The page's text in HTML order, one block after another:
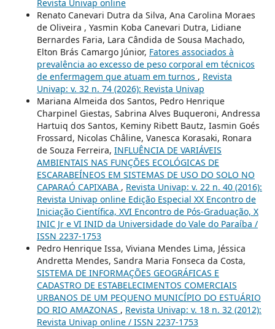
Revista Univap online
Renato Canevari Dutra da Silva, Ana Carolina Moraes
de Oliveira , Yasmin Koba Canevari Dutra, Lidiane
Bernardes Faria, Lara Cândida de Sousa Machado,
Elton Brás Camargo Júnior, Fatores associados à
prevalência ao excesso de peso corporal em técnicos
de enfermagem que atuam em turnos , Revista
Univap: v. 32 n. 74 (2026): Revista Univap
Mariana Almeida dos Santos, Pedro Henrique
Charpinel Giestas, Sabrina Alves Buqueroni, Andressa
Hartuiq dos Santos, Keminy Ribett Bautz, Iasmin Goés
Frossard, Nicolas Châline, Vanesca Korasaki, Ronara
de Souza Ferreira, INFLUÊNCIA DE VARIÁVEIS
AMBIENTAIS NAS FUNÇÕES ECOLÓGICAS DE
ESCARABEÍNEOS EM SISTEMAS DE USO DO SOLO NO
CAPARAÓ CAPIXABA , Revista Univap: v. 22 n. 40 (2016):
Revista Univap online Edição Especial XX Encontro de
Iniciação Científica, XVI Encontro de Pós-Graduação, X
INIC Jr e VI INID da Universidade do Vale do Paraíba /
ISSN 2237-1753
Pedro Henrique Issa, Viviana Mendes Lima, Jéssica
Andretta Mendes, Sandra Maria Fonseca da Costa,
SISTEMA DE INFORMAÇÕES GEOGRÁFICAS E
CADASTRO DE ESTABELECIMENTOS COMERCIAIS
URBANOS DE UM PEQUENO MUNICÍPIO DO ESTUÁRIO
DO RIO AMAZONAS , Revista Univap: v. 18 n. 32 (2012):
Revista Univap online / ISSN 2237-1753